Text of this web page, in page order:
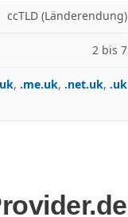
ccTLD (Länderendung)
2 bis 7
, .me.uk, .net.uk, .uk